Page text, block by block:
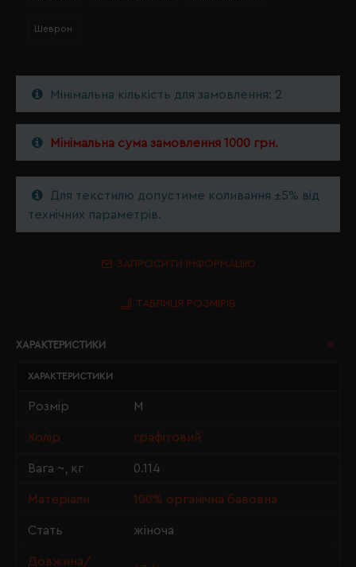
Шеврон
Мінімальна кількість для замовлення: 2
Мінімальна сума замовлення 1000 грн.
Для текстилю допустиме коливання ±5% від
технічних параметрів.
ЗАПРОСИТИ ІНФОРМАЦІЮ
ТАБЛИЦЯ РОЗМІРІВ
ХАРАКТЕРИСТИКИ
ХАРАКТЕРИСТИКИ
Розмір M
Колір графітовий
Вага ~, кг 0.114
Матеріали 100% органічна бавовна
Стать жіноча
Довжина/